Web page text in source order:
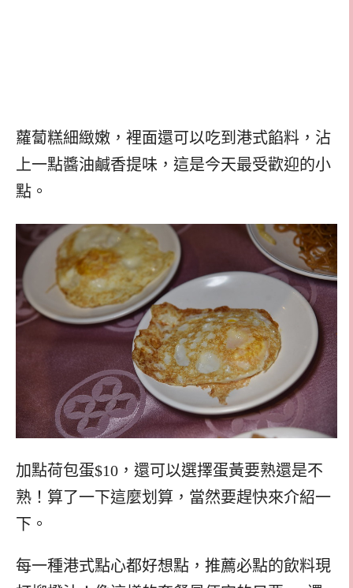
蘿蔔糕細緻嫩，裡面還可以吃到港式餡料，沾
上一點醬油鹹香提味，這是今天最受歡迎的小
點。
加點荷包蛋$10，還可以選擇蛋黃要熟還是不
熟！算了一下這麼划算，當然要趕快來介紹一
下。
每一種港式點心都好想點，推薦必點的飲料現